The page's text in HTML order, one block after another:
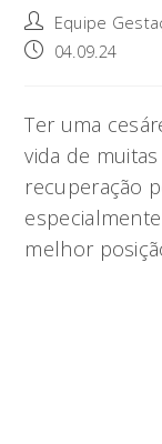
Post
author:
Equipe
Post04.09.24
Ter uma
vida de
recuperação
melhor